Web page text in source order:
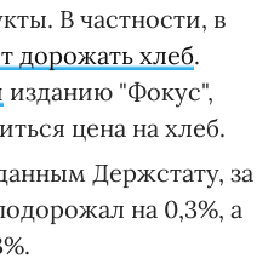
В частности, в
дорожать хлеб.
изданию "Фокус",
цена на хлеб.
Держстату, за
на 0,3%, а